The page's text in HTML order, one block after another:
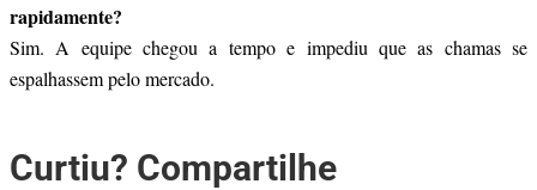
rapidamente?
Sim. A equipe chegou a tempo e impediu que as chamas se
espalhassem pelo mercado.
Curtiu? Compartilhe